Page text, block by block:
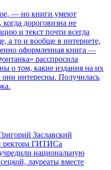
— но книги умеют
дороговизна не
и текст почти всегда
а то и вообще в интернете,
оформленная книга —
расспросила
о том, какие издания на их
интересны. Получилась
Заславский
ректора ГИТИСа
национальную
лауреаты вместе